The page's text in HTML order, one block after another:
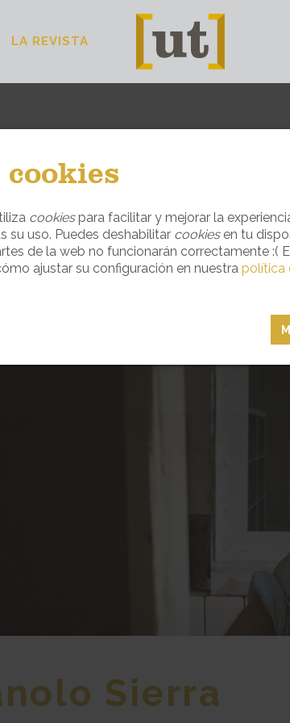
LA REVISTA
Y LA CULTURA DEL
ENTREVISTAS
Sierra
cookies
cookiespara facilitar y mejorar la
su uso. Puedes deshabilitar cookiesen tu
de la web no funcionarán correctamente :(
ajustar su configuración en nuestra política